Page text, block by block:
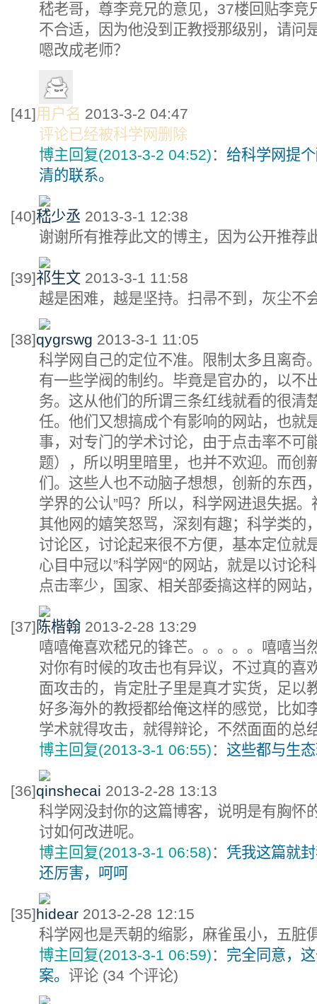
嵇老哥，尊李竞兄的意见，37楼回贴李竞
不合适，因为他没到正教授那级别，请问
嗯改成老师？
[41] 用户名 2013-3-2 04:47
评论已经被科学网删除
博主回复(2013-3-2 04:52)： 给科学网提
清的联系。
[40]嵇少丞 2013-3-1 12:38
谢谢所有推荐此文的博主，因为公开推荐
[39]祁生文 2013-3-1 11:58
越是困难，越是坚持。扫帚不到，灰尘不
[38]qygrswg 2013-3-1 11:05
科学网自己的定位不准。限制太多且离奇
有一些学阀的制约。毕竟是官办的，以不
务。这从他们的所谓三条红线就看的很清
任。他们又想搞成个有影响的网站，也就
事，对专门的学术讨论，由于点击率不可
题），所以明里暗里，也并不欢迎。而创
们。这些人也不动脑子想想，创新的东西
学界的公认”吗？所以，科学网进退失据
其他网的嬉笑怒骂，深刻有趣；科学类的
讨论区，讨论起来很不方便，基本定位就
心目中冠以”科学网“的网站，就是以讨论
点击率少，国家、相关部委搞这样的网站
[37] 陈楷翰 2013-2-28 13:29
嘻嘻俺喜欢嵇兄的锋芒。。。。。嘻嘻当
对你有时候的攻击也有异议，不过真的喜
面攻击的，肯定肚子里是真才实货，足以
好多海外的教授都给俺这样的感觉，比如
学术就得攻击，就得辩论，不然面面的总
博主回复(2013-3-1 06:55)： 这些都与生
[36]qinshecai 2013-2-28 13:13
科学网没封你的这篇博客，说明是有胸怀
讨如何改进呢。
博主回复(2013-3-1 06:58)： 凭我这篇就
还厉害，呵呵
[35] hidear 2013-2-28 12:15
科学网也是兲朝的缩影，麻雀虽小，五脏
博主回复(2013-3-1 06:59)： 完全同意，
案。 评论 (34 个评论)